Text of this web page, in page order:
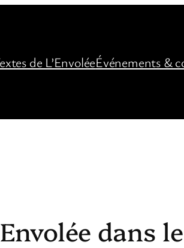
de L’EnvoléeÉvénements &
dans